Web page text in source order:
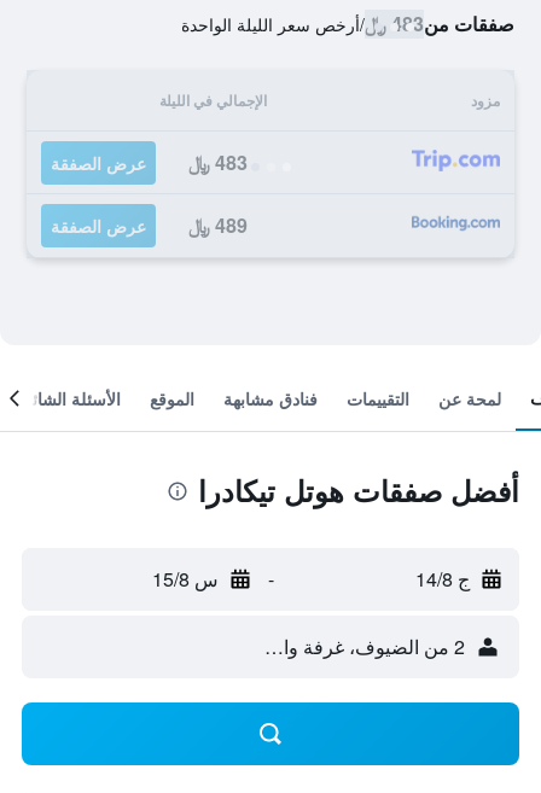
صفقات من483 ﷼ /أرخص سعر الليلة الواحدة
مزود الإجمالي في الليلة
483 ﷼ عرض الصفقة
489 ﷼ عرض الصفقة
لمحة عن التقييمات فنادق مشابهة الموقع الأسئلة الشائعة
أفضل صفقات هوتل تيكادرا
ج 14/8 - س 15/8
2 من الضيوف، غرفة واحدة